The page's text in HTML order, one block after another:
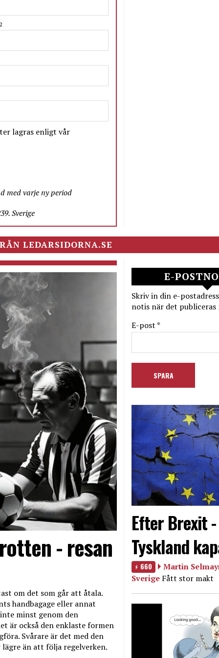
lagras enligt vår
med varje ny period
Sverige
LEDARSIDORNA.SE
- resan
om det som går att åtala.
handbagage eller annat
minst genom den
är också den enklaste formen
Svårare är det med den
än att följa regelverken.
E-
Skriv in din e-
notis när det
E-post *
Efter Brexit
Tyskland
660
Martin
Sverige Fått stor makt